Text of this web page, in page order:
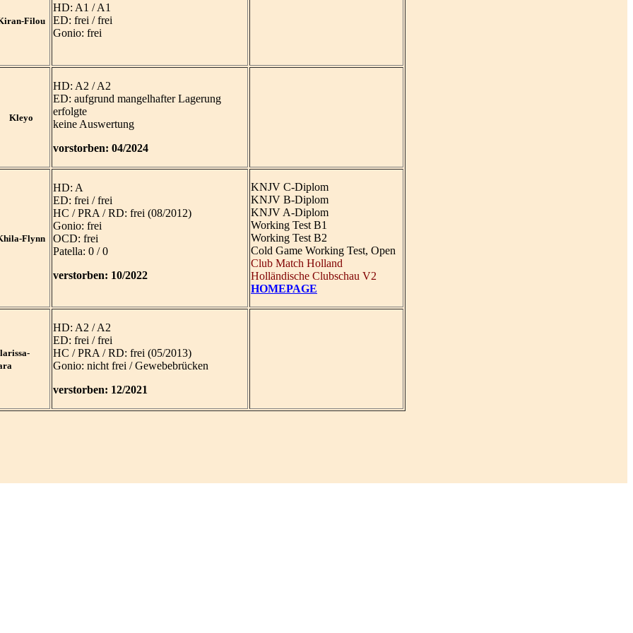
Filou
HD: A1 / A1
ED: frei / frei
Gonio: frei
Kleyo
HD: A2 / A2
ED: aufgrund mangelhafter Lagerung
erfolgte
keine Auswertung
vorstorben: 04/2024
Flynn
HD: A
ED: frei / frei
HC / PRA / RD: frei (08/2012)
Gonio: frei
OCD: frei
Patella: 0 / 0
verstorben: 10/2022
KNJV C-Diplom
KNJV B-Diplom
KNJV A-Diplom
Working Test B1
Working Test B2
Cold Game Working Test, Open
Club Match Holland
Holländische Clubschau V2
HOMEPAGE
HD: A2 / A2
ED: frei / frei
HC / PRA / RD: frei (05/2013)
Gonio: nicht frei / Gewebebrücken
verstorben: 12/2021